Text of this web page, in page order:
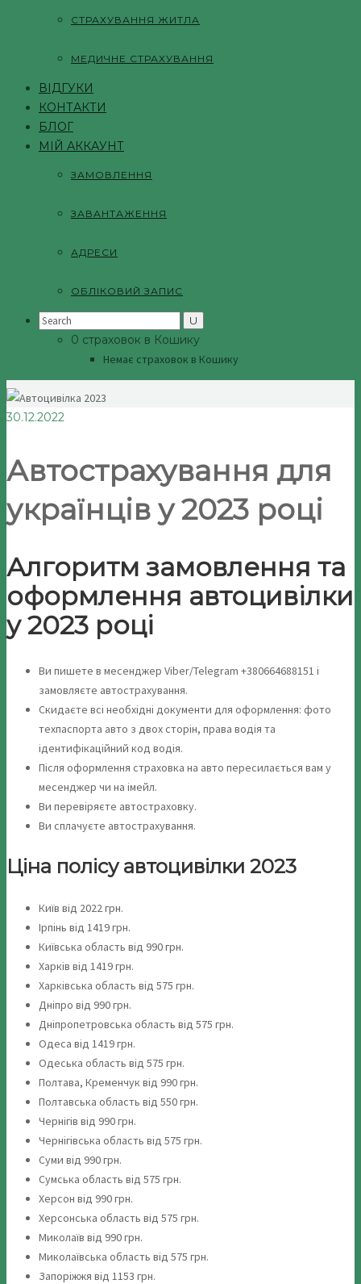
СТРАХУВАННЯ ЖИТЛА
МЕДИЧНЕ СТРАХУВАННЯ
ВІДГУКИ
КОНТАКТИ
БЛОГ
МІЙ АККАУНТ
ЗАМОВЛЕННЯ
ЗАВАНТАЖЕННЯ
АДРЕСИ
ОБЛІКОВИЙ ЗАПИС
Search
0 страховок в Кошику
Немає страховок в Кошику
30.12.2022
Автострахування для
українців у 2023 році
Алгоритм замовлення та
оформлення автоцивілки
у 2023 році
Ви пишете в месенджер Viber/Telegram +380664688151 і
замовляєте автострахування.
Скидаєте всі необхідні документи для оформлення: фото
техпаспорта авто з двох сторін, права водія та
ідентифікаційний код водія.
Після оформлення страховка на авто пересилається вам у
месенджер чи на імейл.
Ви перевіряєте автостраховку.
Ви сплачуєте автострахування.
Ціна полісу автоцивілки 2023
Київ від 2022 грн.
Ірпінь від 1419 грн.
Київська область від 990 грн.
Харків від 1419 грн.
Харківська область від 575 грн.
Дніпро від 990 грн.
Дніпропетровська область від 575 грн.
Одеса від 1419 грн.
Одеська область від 575 грн.
Полтава, Кременчук від 990 грн.
Полтавська область від 550 грн.
Чернігів від 990 грн.
Чернігівська область від 575 грн.
Суми від 990 грн.
Сумська область від 575 грн.
Херсон від 990 грн.
Херсонська область від 575 грн.
Миколаїв від 990 грн.
Миколаївська область від 575 грн.
Запоріжжя від 1153 грн.